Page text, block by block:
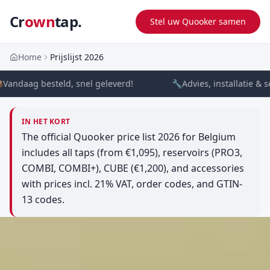
Crowntap. Stel uw Quooker samen
Home Prijslijst 2026
Vandaag besteld, snel geleverd! 🔧Advies, installatie &
IN HET KORT
The official Quooker price list 2026 for Belgium
includes all taps (from €1,095), reservoirs (PRO3,
COMBI, COMBI+), CUBE (€1,200), and accessories
with prices incl. 21% VAT, order codes, and GTIN-
13 codes.